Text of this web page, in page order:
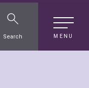
MENU
Search